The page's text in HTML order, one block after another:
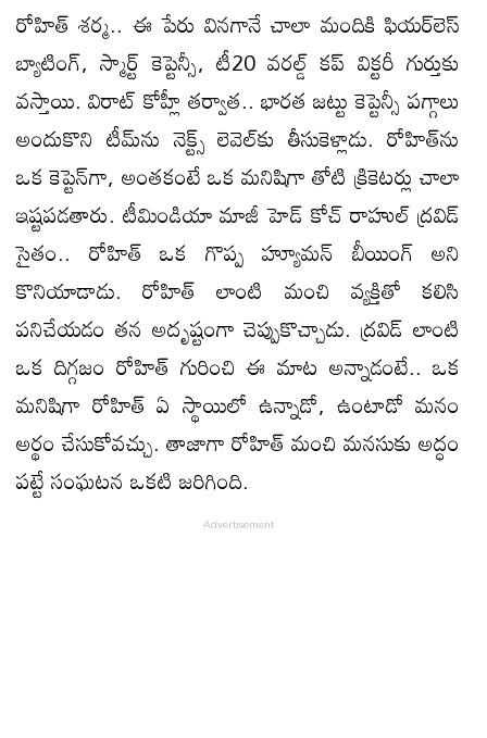
రోహిత్‌ శర్మ.. ఈ పేరు వినగానే చాలా మందికి ఫియర్‌లెస్‌
బ్యాటింగ్‌, స్మార్ట్‌ కెప్టెన్సీ, టీ20 వరల్డ్‌ కప్‌ విక్టరీ గుర్తుకు
వస్తాయి. విరాట్‌ కోహ్లీ తర్వాత.. భారత జట్టు కెప్టెన్సీ పగ్గాలు
అందుకొని టీమ్‌ను నెక్ట్స్‌ లెవెల్‌కు తీసుకెళ్లాడు. రోహిత్‌ను
ఒక కెప్టెన్‌గా, అంతకంటే ఒక మనిషిగా తోటి క్రికెటర్లు చాలా
ఇష్టపడతారు. టీమిండియా మాజీ హెడ్‌ కోచ్‌ రాహుల్‌ ద్రవిడ్‌
సైతం.. రోహిత్‌ ఒక గొప్ప హ్యూమన్‌ బీయింగ్‌ అని
కొనియాడాడు. రోహిత్‌ లాంటి మంచి వ్యక్తితో కలిసి
పనిచేయడం తన అదృష్టంగా చెప్పుకొచ్చాడు. ద్రవిడ్‌ లాంటి
ఒక దిగ్గజం రోహిత్‌ గురించి ఈ మాట అన్నాడంటే.. ఒక
మనిషిగా రోహిత్‌ ఏ స్థాయిలో ఉన్నాడో, ఉంటాడో మనం
అర్థం చేసుకోవచ్చు. తాజాగా రోహిత్‌ మంచి మనసుకు అద్ధం​
పట్టే సంఘటన ఒకటి జరిగింది.